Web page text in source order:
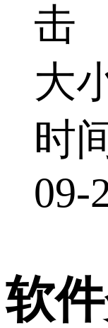
击
大
时
09-
软